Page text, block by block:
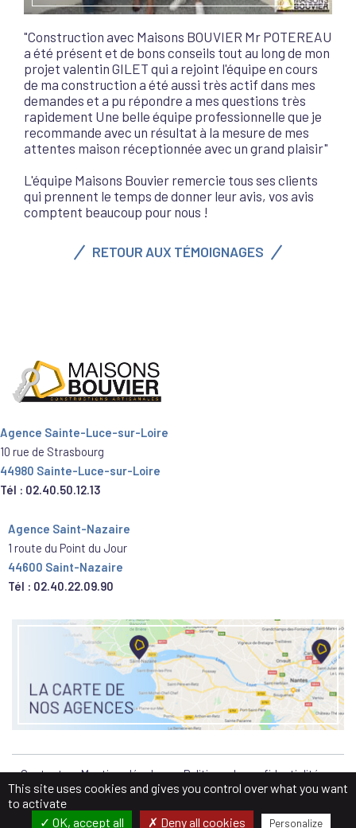
"Construction avec Maisons BOUVIER Mr POTEREAU
a été présent et de bons conseils tout au long de mon
projet valentin GILET qui a rejoint l'équipe en cours
de ma construction a été aussi très actif dans mes
demandes et a pu répondre a mes questions très
rapidement Une belle équipe professionnelle que je
recommande avec un résultat à la mesure de mes
attentes maison réceptionnée avec un grand plaisir"
L'équipe Maisons Bouvier remercie tous ses clients
qui prennent le temps de donner leur avis, vos avis
comptent beaucoup pour nous !
RETOUR AUX TÉMOIGNAGES
Agence Sainte-Luce-sur-Loire
10 rue de Strasbourg
44980 Sainte-Luce-sur-Loire
Tél : 02.40.50.12.13
Agence Saint-Nazaire
1 route du Point du Jour
44600 Saint-Nazaire
Tél : 02.40.22.09.90
Contact Mentions légales Politique de confidentialité
This site uses cookies and gives you control over what you want
to activate
OK, accept all
Deny all cookies Personalize